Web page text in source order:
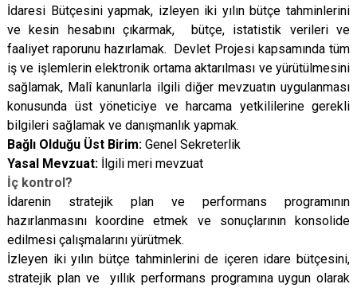
İdaresi Bütçesini yapmak, izleyen iki yılın bütçe tahminlerini
ve kesin hesabını çıkarmak, bütçe, istatistik verileri ve
faaliyet raporunu hazırlamak. Devlet Projesi kapsamında tüm
iş ve işlemlerin elektronik ortama aktarılması ve yürütülmesini
sağlamak, Malî kanunlarla ilgili diğer mevzuatın uygulanması
konusunda üst yöneticiye ve harcama yetkililerine gerekli
bilgileri sağlamak ve danışmanlık yapmak.
Bağlı Olduğu Üst Birim: Genel Sekreterlik
Yasal Mevzuat: İlgili meri mevzuat
İç kontrol?
İdarenin stratejik plan ve performans programının
hazırlanmasını koordine etmek ve sonuçlarının konsolide
edilmesi çalışmalarını yürütmek.
İzleyen iki yılın bütçe tahminlerini de içeren idare bütçesini,
stratejik plan ve yıllık performans programına uygun olarak